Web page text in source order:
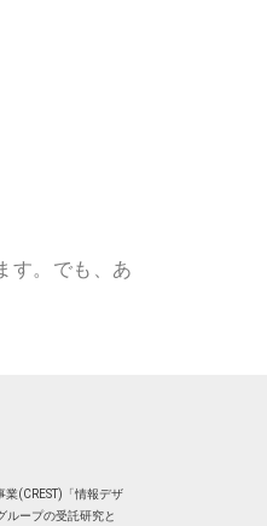
す。でも、あ
(CREST)「情報デザ
ループの受託研究と